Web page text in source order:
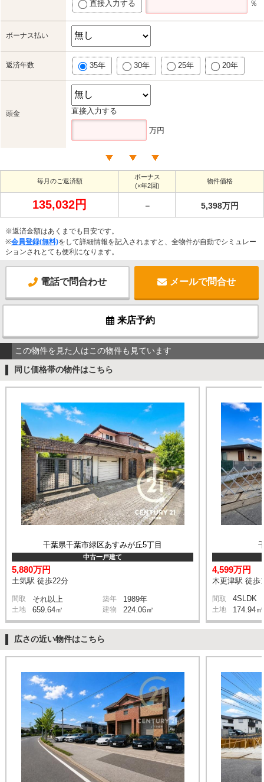
直接入力する ％
ボーナス払い
返済年数 35年 30年 25年 20年
頭金 直接入力する
万円
毎月のご返済額
ボーナス
(×年2回)
物件価格
135,032円 － 5,398万円
※返済金額はあくまでも目安です。
※会員登録(無料)をして詳細情報を記入されますと、全物件が自動でシミュレー
ションされとても便利になります。
電話で問合わせ メールで問合せ
来店予約
この物件を見た人はこの物件も見ています
同じ価格帯の物件はこちら
千葉県千葉市緑区あすみが丘5丁目
中古一戸建て
5,880万円
土気駅 徒歩22分
間取 それ以上 築年 1989年
土地 659.64㎡ 建物 224.06㎡
4,599万円
木更津駅 徒歩
間取 4SLDK
土地 174.94㎡
広さの近い物件はこちら